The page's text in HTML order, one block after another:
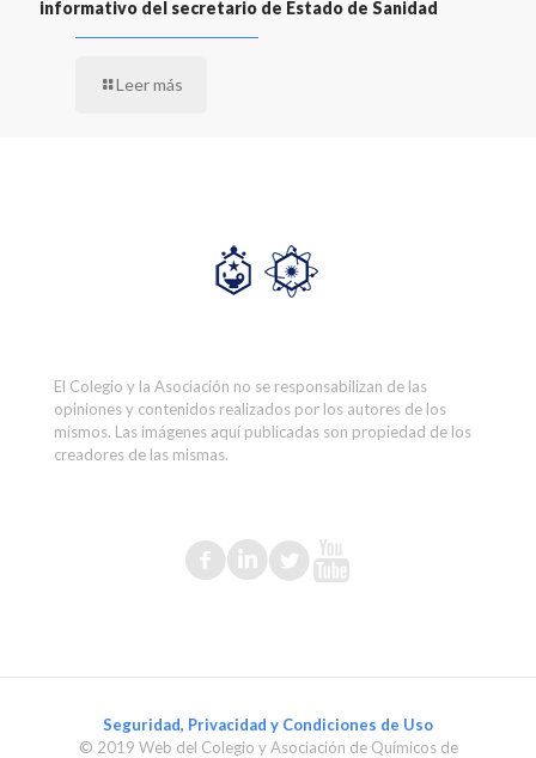
informativo del secretario de Estado de Sanidad
Leer más
El Colegio y la Asociación no se responsabilizan de las
opiniones y contenidos realizados por los autores de los
mismos. Las imágenes aquí publicadas son propiedad de los
creadores de las mismas.
Seguridad, Privacidad y Condiciones de Uso
© 2019 Web del Colegio y Asociación de Químicos de